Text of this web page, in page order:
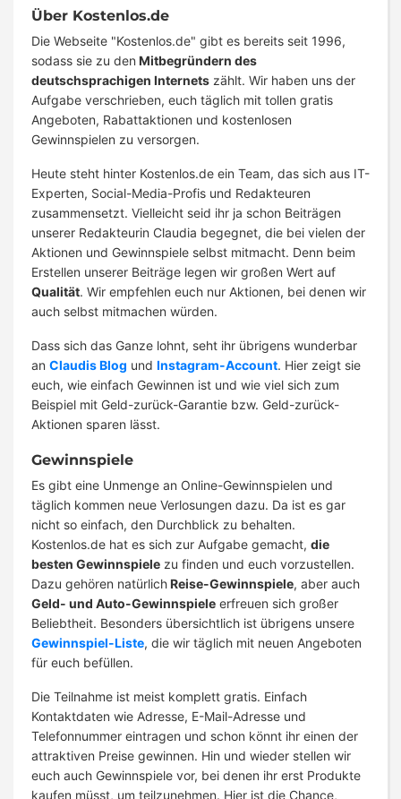
Über Kostenlos.de
Die Webseite "Kostenlos.de" gibt es bereits seit 1996,
sodass sie zu den Mitbegründern des
deutschsprachigen Internets zählt. Wir haben uns der
Aufgabe verschrieben, euch täglich mit tollen gratis
Angeboten, Rabattaktionen und kostenlosen
Gewinnspielen zu versorgen.
Heute steht hinter Kostenlos.de ein Team, das sich aus IT-
Experten, Social-Media-Profis und Redakteuren
zusammensetzt. Vielleicht seid ihr ja schon Beiträgen
unserer Redakteurin Claudia begegnet, die bei vielen der
Aktionen und Gewinnspiele selbst mitmacht. Denn beim
Erstellen unserer Beiträge legen wir großen Wert auf
Qualität. Wir empfehlen euch nur Aktionen, bei denen wir
auch selbst mitmachen würden.
Dass sich das Ganze lohnt, seht ihr übrigens wunderbar
an Claudis Blog und Instagram-Account. Hier zeigt sie
euch, wie einfach Gewinnen ist und wie viel sich zum
Beispiel mit Geld-zurück-Garantie bzw. Geld-zurück-
Aktionen sparen lässt.
Gewinnspiele
Es gibt eine Unmenge an Online-Gewinnspielen und
täglich kommen neue Verlosungen dazu. Da ist es gar
nicht so einfach, den Durchblick zu behalten.
Kostenlos.de hat es sich zur Aufgabe gemacht, die
besten Gewinnspiele zu finden und euch vorzustellen.
Dazu gehören natürlichReise-Gewinnspiele, aber auch
Geld- und Auto-Gewinnspiele erfreuen sich großer
Beliebtheit. Besonders übersichtlich ist übrigens unsere
Gewinnspiel-Liste, die wir täglich mit neuen Angeboten
für euch befüllen.
Die Teilnahme ist meist komplett gratis. Einfach
Kontaktdaten wie Adresse, E-Mail-Adresse und
Telefonnummer eintragen und schon könnt ihr einen der
attraktiven Preise gewinnen. Hin und wieder stellen wir
euch auch Gewinnspiele vor, bei denen ihr erst Produkte
kaufen müsst, um teilzunehmen. Hier ist die Chance,